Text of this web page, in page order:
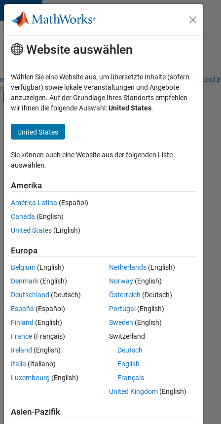
Weiter zum Inhalt
Karriere
bei
MathWorks
– Übersicht Stellensuche Niederlassungen Studierende und
Umschaltung für Off-Canvas-
Hauptinhalt
Commercial Sales
Customer Support
Inside Sales
Sales Operations
Marketing Communications
Marketing Services
Finance and Operations
Legal
+8
Derzeit
es
keine
offenen
Stellen,
Ihren
Suchkriterien
entsprechen.
können
die
Suchkriterien
weiter
fassen
oder
alle
Stellenangebote
anzeigen .
noch
Website auswählen
Wählen Sie eine Website aus, um übersetzte Inhalte (sofern
verfügbar) sowie lokale Veranstaltungen und Angebote
anzuzeigen. Auf der Grundlage Ihres Standorts empfehlen
wir Ihnen die folgende Auswahl:United States.
United States
Sie können auch eine Website aus der folgenden Liste
auswählen:
Amerika
América Latina (Español)
Canada (English)
United States (English)
Europa
Belgium (English)
Denmark (English)
Deutschland (Deutsch)
España (Español)
Finland (English)
France (Français)
Ireland (English)
Italia (Italiano)
Luxembourg (English)
Netherlands(English)
Norway(English)
Österreich (Deutsch)
Portugal (English)
Sweden (English)
Switzerland
Deutsch
English
Français
United Kingdom(English)
Asien-Pazifik